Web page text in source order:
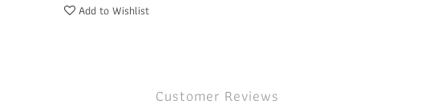
Add to Wishlist
Customer Reviews